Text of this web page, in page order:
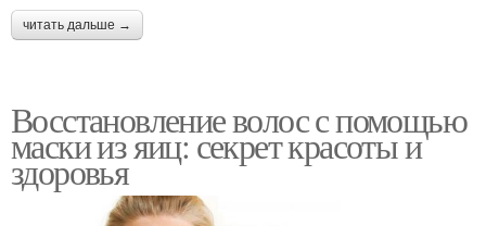
читать дальше →
Восстановление волос с помощью
маски из яиц: секрет красоты и
здоровья